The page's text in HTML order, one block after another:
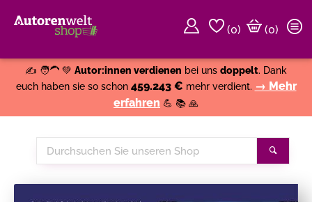
(0)
(0)
✍️ 🧑‍🦱 💚 Autor:innen verdienen bei uns doppelt. Dank
euch haben sie so schon 459.243 € mehr verdient. → Mehr
erfahren 💪 📚 🙏
Durchsuchen
Sie